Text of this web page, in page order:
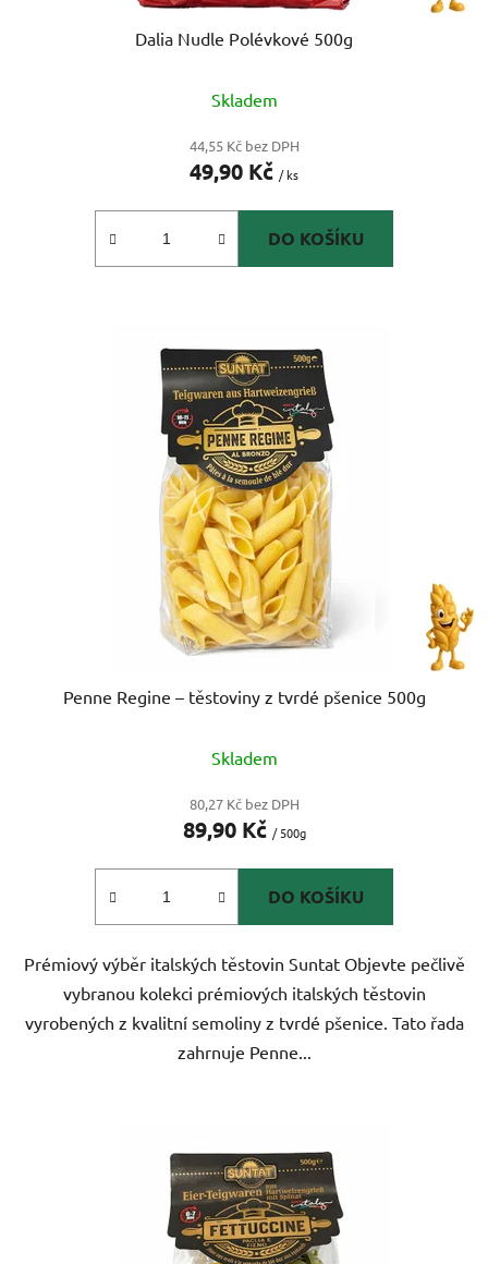
Dalia Nudle Polévkové 500g
Skladem
44,55 Kč bez DPH
49,90 Kč / ks
DO KOŠÍKU
Penne Regine – těstoviny z tvrdé pšenice 500g
Skladem
80,27 Kč bez DPH
89,90 Kč / 500g
DO KOŠÍKU
Prémiový výběr italských těstovin Suntat Objevte pečlivě
vybranou kolekci prémiových italských těstovin
vyrobených z kvalitní semoliny z tvrdé pšenice. Tato řada
zahrnuje Penne...